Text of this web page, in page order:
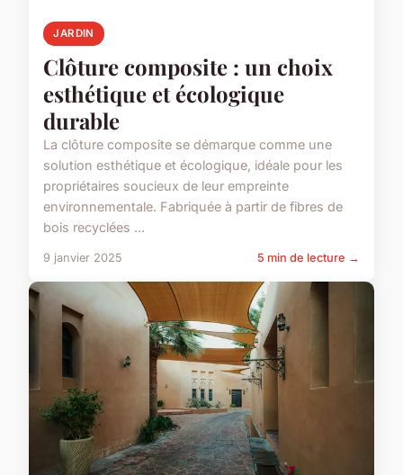
JARDIN
Clôture composite : un choix
esthétique et écologique
durable
La clôture composite se démarque comme une
solution esthétique et écologique, idéale pour les
propriétaires soucieux de leur empreinte
environnementale. Fabriquée à partir de fibres de
bois recyclées ...
9 janvier 2025 5 min de lecture →